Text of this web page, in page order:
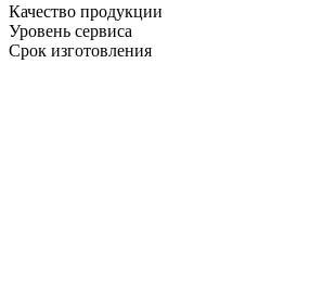
Качество продукции
Уровень сервиса
Срок изготовления